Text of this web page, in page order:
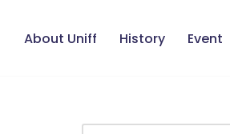
About Uniff History Event